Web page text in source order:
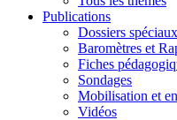
Publications
Dossiers spéciaux
Baromètres et
Fiches
Sondages
Mobilisation et
Vidéos